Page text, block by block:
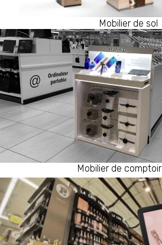
Mobilier de sol
Mobilier de comptoir